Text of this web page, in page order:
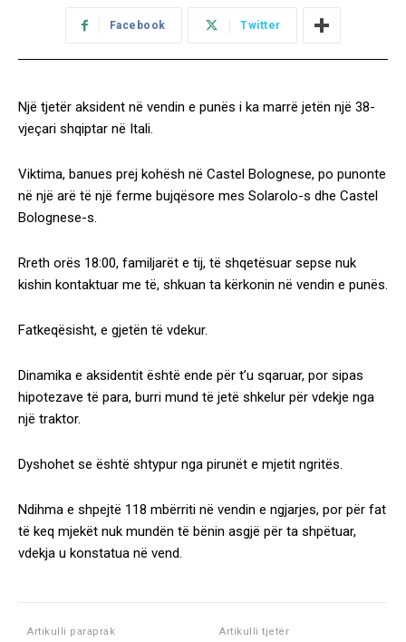
Facebook Twitter
Një tjetër aksident në vendin e punës i ka marrë jetën një 38-
vjeçari shqiptar në Itali.
Viktima, banues prej kohësh në Castel Bolognese, po punonte
në një arë të një ferme bujqësore mes Solarolo-s dhe Castel
Bolognese-s.
Rreth orës 18:00, familjarët e tij, të shqetësuar sepse nuk
kishin kontaktuar me të, shkuan ta kërkonin në vendin e punës.
Fatkeqësisht, e gjetën të vdekur.
Dinamika e aksidentit është ende për t’u sqaruar, por sipas
hipotezave të para, burri mund të jetë shkelur për vdekje nga
një traktor.
Dyshohet se është shtypur nga pirunët e mjetit ngritës.
Ndihma e shpejtë 118 mbërriti në vendin e ngjarjes, por për fat
të keq mjekët nuk mundën të bënin asgjë për ta shpëtuar,
vdekja u konstatua në vend.
Artikulli paraprak Artikulli tjetër